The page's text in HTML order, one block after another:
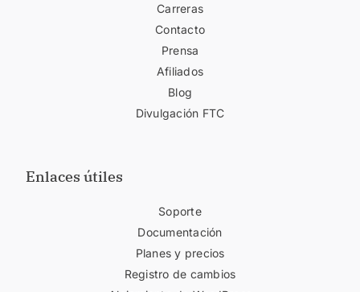
Carreras
Contacto
Prensa
Afiliados
Blog
Divulgación FTC
Enlaces útiles
Soporte
Documentación
Planes y precios
Registro de cambios